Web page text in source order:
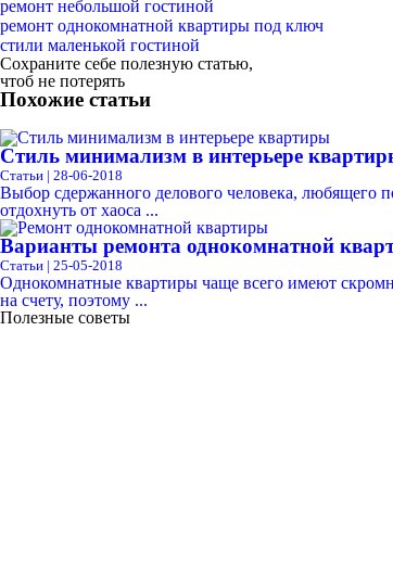
ремонт небольшой гостиной
ремонт однокомнатной квартиры под ключ
стили маленькой гостиной
Сохраните себе полезную статью,
чтоб не потерять
Похожие статьи
Стиль минимализм в интерьере
Статьи | 28-06-2018
Выбор сдержанного делового человека, любящего
отдохнуть от хаоса ...
Варианты ремонта однокомнатной
Статьи | 25-05-2018
Однокомнатные квартиры чаще всего имеют
на счету, поэтому ...
Полезные советы